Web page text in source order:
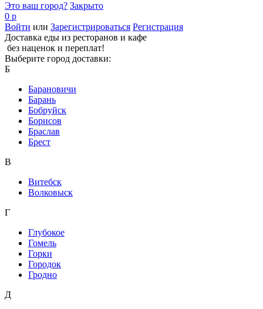
Это ваш город? Закрыто
0 р
Войти или Зарегистрироваться Регистрация
Доставка еды из ресторанов и кафе
без наценок и переплат!
Выберите город доставки:
Б
Барановичи
Барань
Бобруйск
Борисов
Браслав
Брест
В
Витебск
Волковыск
Г
Глубокое
Гомель
Горки
Городок
Гродно
Д